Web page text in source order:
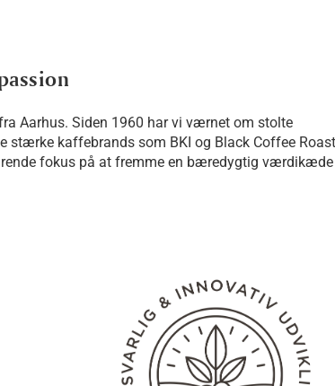
Aarhus. Siden 1960 har vi værnet om stolte
kaffebrands som BKI og Black Coffee
fokus på at fremme en bæredygtig